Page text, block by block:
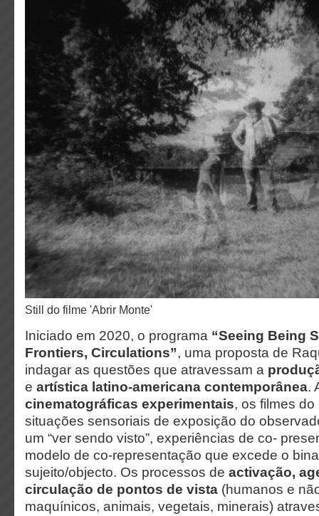
Still do filme 'Abrir Monte'
Iniciado em 2020, o programa “Seeing Being
Frontiers, Circulations”, uma proposta de
indagar as questões que atravessam a
e artística latino-americana contemporânea.
cinematográficas experimentais, os filmes
situações sensoriais de exposição do
um “ver sendo visto”, experiências de co-
modelo de co-representação que excede o
sujeito/objecto. Os processos de activação,
circulação de pontos de vista (humanos e
maquínicos, animais, vegetais, minerais)